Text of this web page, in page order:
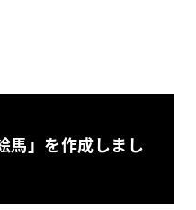
馬」を作成しまし